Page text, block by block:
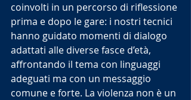
coinvolti in un percorso di riflessione
prima e dopo le gare: i nostri tecnici
hanno guidato momenti di dialogo
adattati alle diverse fasce d’età,
affrontando il tema con linguaggi
adeguati ma con un messaggio
comune e forte. La violenza non è un